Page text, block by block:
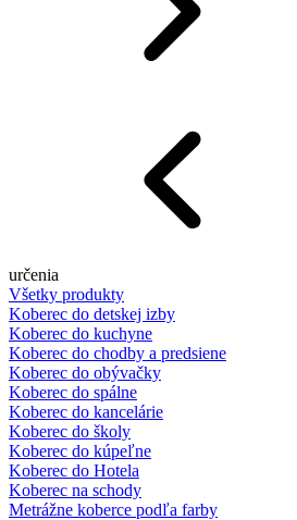
určenia
Všetky produkty
Koberec do detskej izby
Koberec do kuchyne
Koberec do chodby a predsiene
Koberec do obývačky
Koberec do spálne
Koberec do kancelárie
Koberec do školy
Koberec do kúpeľne
Koberec do Hotela
Koberec na schody
Metrážne koberce podľa farby